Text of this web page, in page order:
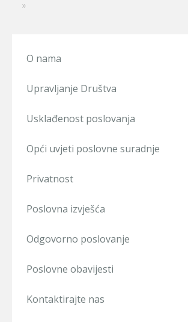
»
O nama
Upravljanje Društva
Usklađenost poslovanja
Opći uvjeti poslovne suradnje
Privatnost
Poslovna izvješća
Odgovorno poslovanje
Poslovne obavijesti
Kontaktirajte nas